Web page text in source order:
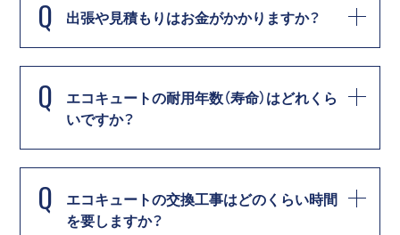
Q 出張や見積もりはお金がかかりますか？
Q
エコキュートの耐用年数（寿命）はどれくら
いですか？
Q
エコキュートの交換工事はどのくらい時間
を要しますか？